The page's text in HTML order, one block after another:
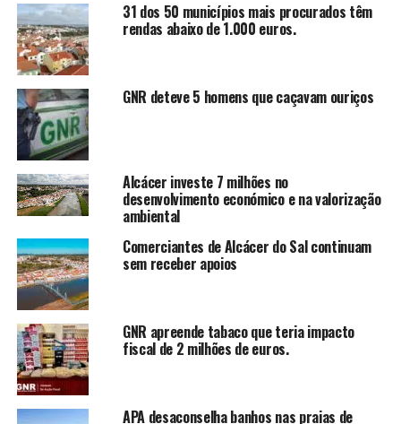
31 dos 50 municípios mais procurados têm
rendas abaixo de 1.000 euros.
GNR deteve 5 homens que caçavam ouriços
Alcácer investe 7 milhões no
desenvolvimento económico e na valorização
ambiental
Comerciantes de Alcácer do Sal continuam
sem receber apoios
GNR apreende tabaco que teria impacto
fiscal de 2 milhões de euros.
APA desaconselha banhos nas praias de